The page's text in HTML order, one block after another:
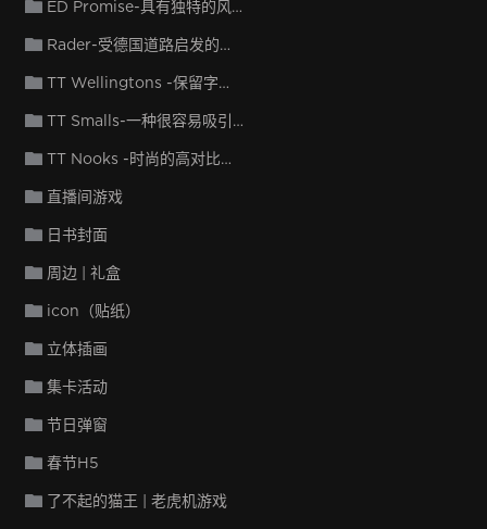
ED Promise-具有独特的风格字符集和连字
Rader-受德国道路启发的字体
TT Wellingtons -保留字母手写起源的感觉
TT Smalls-一种很容易吸引注意力的装饰字体
TT Nooks -时尚的高对比度衬线，带有轻微的自我中心感
直播间游戏
日书封面
周边 | 礼盒
icon（贴纸）
立体插画
集卡活动
节日弹窗
春节H5
了不起的猫王 | 老虎机游戏